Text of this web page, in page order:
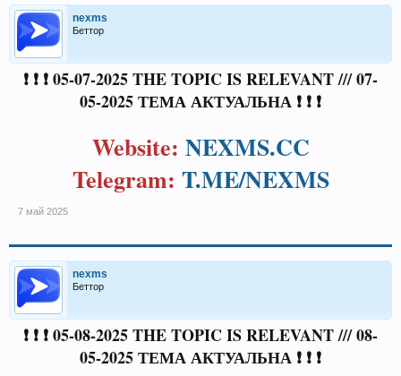
nexms
Беттор
❗ ❗ ❗ 05-07-2025 THE TOPIC IS RELEVANT /// 07-
05-2025 ТЕМА АКТУАЛЬНА ❗ ❗ ❗
Website: NEXMS.CC
Telegram: T.ME/NEXMS
7 май 2025
nexms
Беттор
❗ ❗ ❗ 05-08-2025 THE TOPIC IS RELEVANT /// 08-
05-2025 ТЕМА АКТУАЛЬНА ❗ ❗ ❗